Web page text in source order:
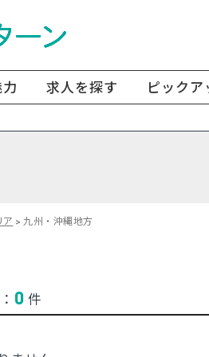
求人を探す ピックア
ア > 九州・沖縄地方
0 件